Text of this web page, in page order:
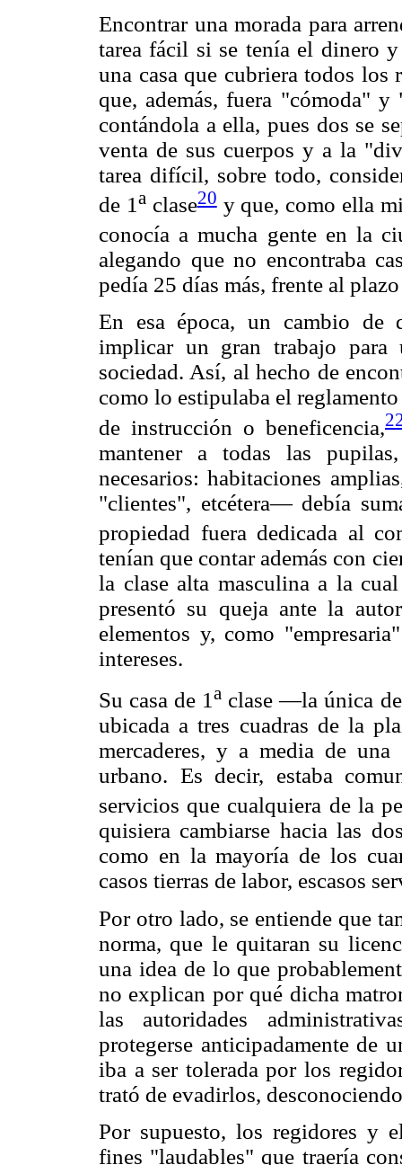
Encontrar una morada para
tarea fácil si se tenía el dinero
una casa que cubriera todos
que, además, fuera "cómoda"
contándola a ella, pues dos se
venta de sus cuerpos y a la
tarea difícil, sobre todo,
de 1 aclase20y que, como ella
conocía a mucha gente en la
alegando que no encontraba
pedía 25 días más, frente al
En esa época, un cambio de
implicar un gran trabajo
sociedad. Así, al hecho de
como lo estipulaba el
de instrucción o beneficencia,
mantener a todas las
necesarios: habitaciones
"clientes", etcétera— debía
propiedad fuera dedicada al
tenían que contar además con
la clase alta masculina a la
presentó su queja ante la
elementos y, como
intereses.
Su casa de 1a clase —la única
ubicada a tres cuadras de la
mercaderes, y a media de
urbano. Es decir, estaba
servicios que cualquiera de la
quisiera cambiarse hacia las
como en la mayoría de los
casos tierras de labor, escasos
Por otro lado, se entiende que
norma, que le quitaran su
una idea de lo que
no explican por qué dicha
las autoridades
protegerse anticipadamente de
iba a ser tolerada por los
trató de evadirlos,
Por supuesto, los regidores y
fines "laudables" que traería